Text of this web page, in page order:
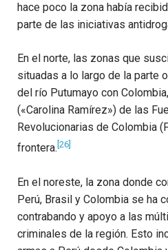
hace poco la zona había
parte de las iniciativas
En el norte, las zonas que
situadas a lo largo de la parte
del río Putumayo con
(«Carolina Ramírez») de las
Revolucionarias de Colombia
frontera. [26]
En el noreste, la zona donde
Perú, Brasil y Colombia se ha
contrabando y apoyo a las
criminales de la región. Esto